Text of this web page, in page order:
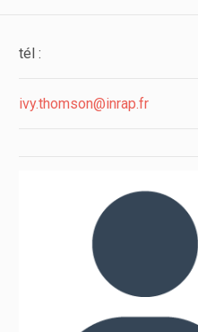
tél :
ivy.thomson@inrap.fr